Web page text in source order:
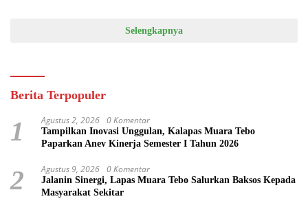
Selengkapnya
Berita Terpopuler
1 Agustus 2, 2026 0 Komentar
Tampilkan Inovasi Unggulan, Kalapas Muara Tebo
Paparkan Anev Kinerja Semester I Tahun 2026
2 Agustus 9, 2026 0 Komentar
Jalanin Sinergi, Lapas Muara Tebo Salurkan Baksos Kepada
Masyarakat Sekitar